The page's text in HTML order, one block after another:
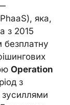
яка,
з 2015
безплатну
Operation
з